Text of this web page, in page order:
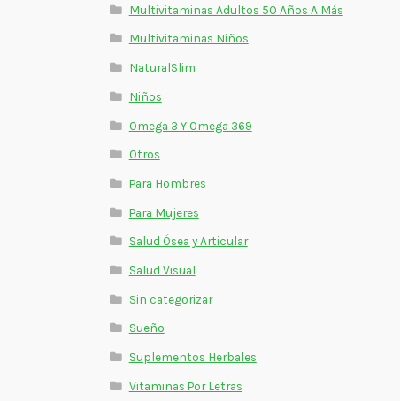
Multivitaminas Adultos 50 Años A Más
Multivitaminas Niños
NaturalSlim
Niños
Omega 3 Y Omega 369
Otros
Para Hombres
Para Mujeres
Salud Ósea y Articular
Salud Visual
Sin categorizar
Sueño
Suplementos Herbales
Vitaminas Por Letras